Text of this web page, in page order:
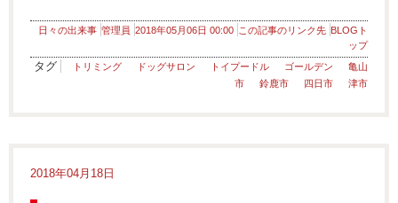
日々の出来事 管理員 2018年05月06日 00:00 この記事のリンク先 BLOGト
ップ
タグ トリミング ドッグサロン トイプードル ゴールデン
亀山
市
鈴鹿市 四日市 津市
2018年04月18日